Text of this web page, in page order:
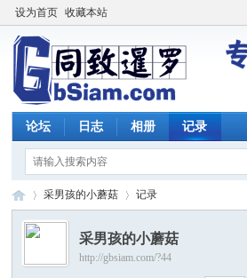
设为首页 收藏本站
论坛 日志 相册 记录
›
采男孩的小蘑菇 记录
采男孩的小蘑菇
http://gbsiam.com/?44